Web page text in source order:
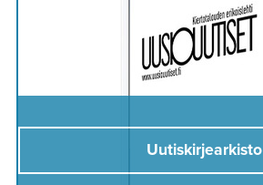
Uutiskirjearkisto